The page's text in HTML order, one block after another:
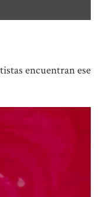
encuentran ese